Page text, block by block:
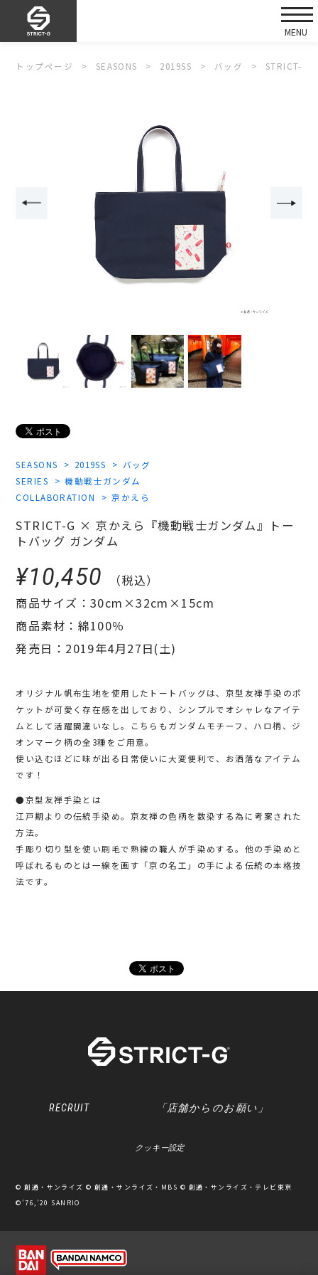
トップページ SEASONS 2019SS バッグ STRICT-G
SEASONS 2019SS
バッグ
SERIES
機動戦士ガンダム
COLLABORATION
京かえら
STRICT-G × 京かえら『機動戦士ガンダム』トー
トバッグ ガンダム
¥10,450
（税込）
商品サイズ：30cm×32cm×15cm
商品素材：綿100％
発売日：2019年4月27日(土)
オリジナル帆布生地を使用したトートバッグは、京型友禅手染のポ
ケットが可愛く存在感を出しており、シンプルでオシャレなアイテ
ムとして活躍間違いなし。こちらもガンダムモチーフ、ハロ柄、ジ
オンマーク柄の全3種をご用意。
使い込むほどに味が出る日常使いに大変便利で、お洒落なアイテム
です！
●京型友禅手染とは
江戸期よりの伝統手染め。京友禅の色柄を数染する為に考案された
方法。
手彫り切り型を使い刷毛で熟練の職人が手染めする。他の手染めと
呼ばれるものとは一線を画す「京の名工」の手による伝統の本格技
法です。
RECRUIT 「店舗からのお願い」
クッキー設定
© 創通・サンライズ © 創通・サンライズ・MBS © 創通・サンライズ・テレビ東京
©’76,’20 SANRIO